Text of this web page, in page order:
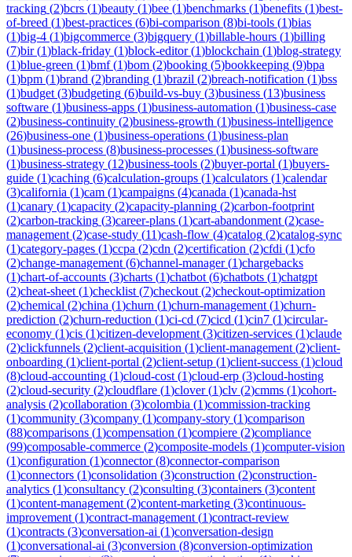
tracking (2)bcrs (1)beauty (1)bee (1)benchmarks (1)benefits (1)best-
of-breed (1)best-practices (6)bi-comparison (8)bi-tools (1)bias
(1)big-4 (1)bigcommerce (3)bigquery (1)billable-hours (1)billing
(7)bir(1)black-friday (1)block-editor(1)blockchain (1)blog-strategy
(1)blue-green (1)bmf(1)bom (2)booking (5)bookkeeping (9)bpa
(1)bpm (1)brand (2)branding (1)brazil (2)breach-notification (1)bss
(1)budget (3)budgeting (6)build-vs-buy (3)business (13)business
software (1)business-apps (1)business-automation (1)business-case
(2)business-continuity (2)business-growth (1)business-intelligence
(26)business-one (1)business-operations (1)business-plan
(1)business-process (8)business-processes (1)business-software
(1)business-strategy (12)business-tools (2)buyer-portal (1)buyers-
guide (1)caching (6)calculation-groups (1)calculators (1)calendar
(3)california (1)cam (1)campaigns (4)canada (1)canada-hst
(1)canary (1)capacity (2)capacity-planning (2)carbon-footprint
(2)carbon-tracking (3)career-plans (1)cart-abandonment (2)case-
management (2)case-study (11)cash-flow (4)catalog (2)catalog-sync
(1)category-pages (1)ccpa (2)cdn (2)certification (2)cfdi (1)cfo
(2)change-management (6)channel-manager(1)chargebacks
(1)chart-of-accounts (3)charts (1)chatbot (6)chatbots (1)chatgpt
(2)cheat-sheet (1)checklist (7)checkout (2)checkout-optimization
(2)chemical (2)china (1)churn (1)churn-management (1)churn-
prediction (2)churn-reduction (1)ci-cd (7)cicd (1)cin7 (1)circular-
economy (1)cis (1)citizen-development (3)citizen-services (1)claude
(2)clickfunnels (2)client-acquisition (1)client-management (2)client-
onboarding (1)client-portal (2)client-setup (1)client-success (1)cloud
(8)cloud-accounting (1)cloud-cost (1)cloud-erp (3)cloud-hosting
(2)cloud-security (2)cloudflare (1)clover(1)clv (2)cmms (1)cohort-
analysis (2)collaboration (3)colombia (1)commission-tracking
(1)community (3)company (1)company-story (1)comparison
(88)comparisons (1)compensation (1)compiere (2)compliance
(99)composable-commerce (2)composite-models (1)computer-vision
(1)configuration (1)connector(8)connector-comparison
(1)connectors (1)consolidation (3)construction (2)construction-
analytics (1)consultancy (2)consulting (3)containers (3)content
(1)content-management (2)content-marketing (3)continuous-
improvement (1)contract-management (1)contract-review
(1)contracts (3)conversation-ai (1)conversation-design
(1)conversational-ai (3)conversion (8)conversion-optimization